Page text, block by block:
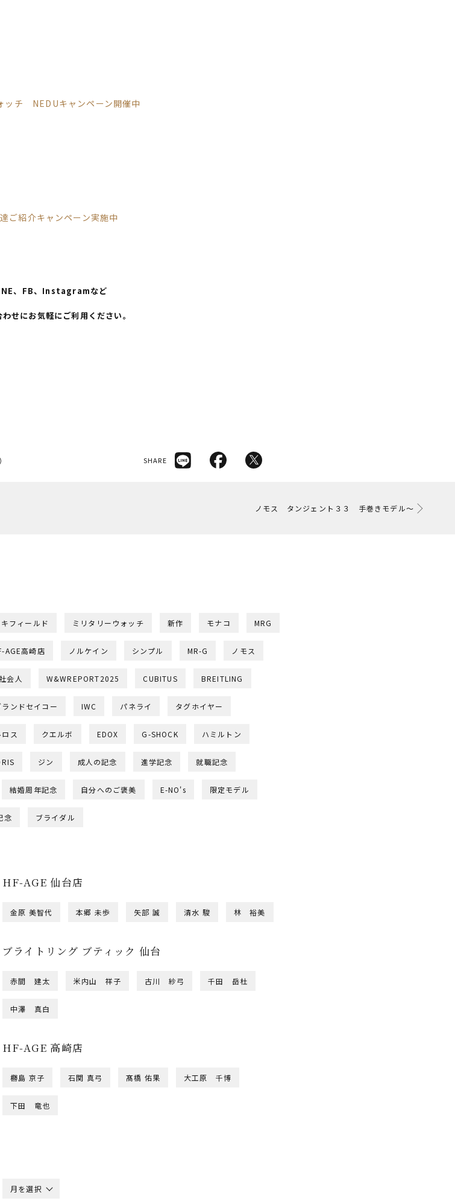
ッチ NEDUキャンペーン開催中
ご紹介キャンペーン実施中
、FB、Instagramなど
せにお気軽にご利用ください。
SHARE
ノモス タンジェント３３ 手巻きモデル～
フィールド ミリタリーウォッチ 新作 モナコ MRG
AGE高崎店 ノルケイン シンプル MR-G ノモス
会人 W&WREPORT2025 CUBITUS BREITLING
ランドセイコー IWC パネライ タグホイヤー
ス クエルボ EDOX G-SHOCK ハミルトン
ジン 成人の記念 進学記念 就職記念
結婚周年記念 自分へのご褒美 E-NO's 限定モデル
念 ブライダル
HF-AGE 仙台店
金原 美智代 本郷 未歩 矢部 誠 清水 駿 林 裕美
ブライトリング ブティック 仙台
赤間 建太 米内山 祥子 古川 紗弓 千田 岳杜
中澤 真白
HF-AGE 高崎店
橳島 京子 石関 真弓 髙橋 佑果 大工原 千博
下田 竜也
月を選択